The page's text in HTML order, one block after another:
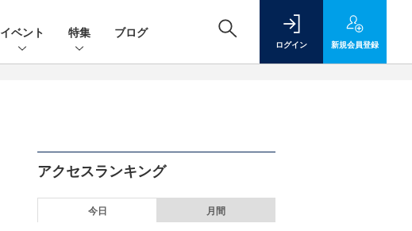
イベント 特集 ブログ
ログイン 新規会員登録
アクセスランキング
今日 月間